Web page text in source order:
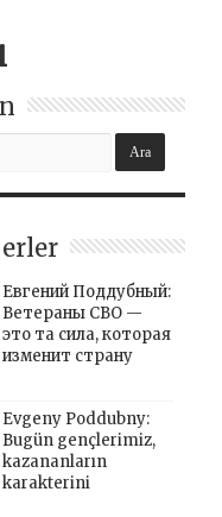
Евгений Поддубный:
Ветераны СВО —
это та сила, которая
изменит страну
Evgeny Poddubny:
Bugün gençlerimiz,
kazananların
karakterini